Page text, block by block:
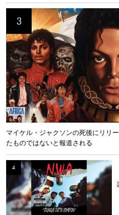
マイケル・ジャクソンの死後にリリ
たものではないと報道される